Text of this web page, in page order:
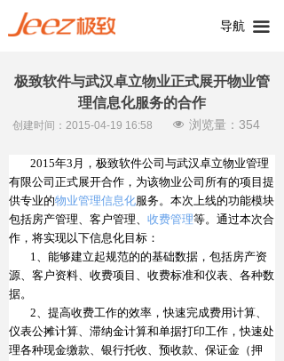
导航 끀
极致软件与武汉卓立物业正式展开物业管
理信息化服务的合作
2015年3 月，极致软件公司与武汉卓立物业管理
有限公司正式展开合作，为该物业公司所有的项目提
供专业的物业管理信息化服务。本次上线的功能模块
包括房产管理、客户管理、 收费管理等。通过本次合
作，将实现以下信息化目标：
1、能够建立起规范的的基础数据，包括房产资
源、客户资料、收费项目、收费标准和仪表、各种数
据。
2、提高收费工作的效率，快速完成费用计算、
仪表公摊计算、滞纳金计算和单据打印工作，快速处
理各种现金缴款、银行托收、预收款、保证金（押
创建时间： 2015-04-19 16:58 넶 浏览量： 354